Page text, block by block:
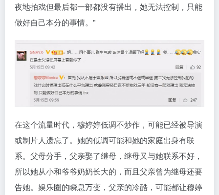
夜地拍戏但最后都一部都没有播出，她无法控制，只能
做好自己本分的事情。”
在这个流量时代，穆婷婷低调不炒作，可能已经被导演
或制片人遗忘了。她的低调可能和她的家庭出身有联
系。父母分手，父亲娶了继母，继母又与她联系不好，
所以她从小和爷爷奶奶长大的，而且父亲曾为继母还要
告她。娱乐圈的瞬息万变，父亲的冷酷，可能都让穆婷